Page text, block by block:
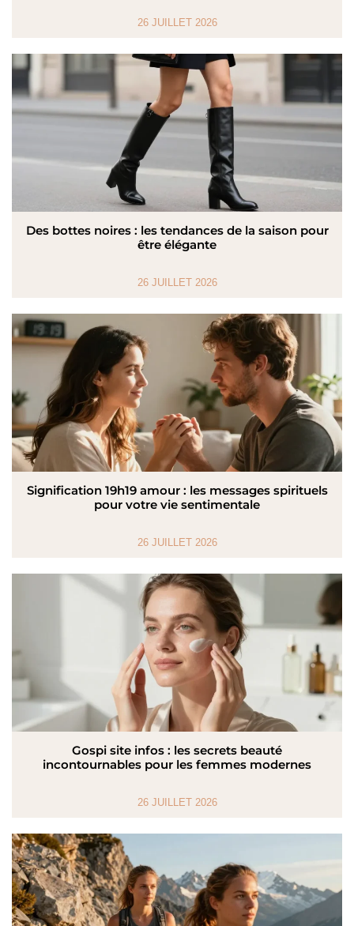
26 JUILLET 2026
Des bottes noires : les tendances de la saison pour
être élégante
26 JUILLET 2026
Signification 19h19 amour : les messages spirituels
pour votre vie sentimentale
26 JUILLET 2026
Gospi site infos : les secrets beauté
incontournables pour les femmes modernes
26 JUILLET 2026